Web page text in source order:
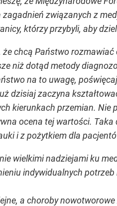
związanych z
którzy przybyli, aby
że chcą Państwo
niż dotąd metody
na to uwagę,
dzisiaj zaczyna
kierunkach przemian. Nie
ocena tej wartości.
i z pożytkiem dla
wielkimi nadziejami ku
indywidualnych
a choroby